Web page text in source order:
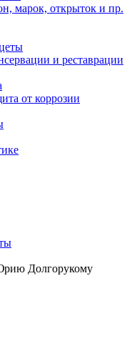
марок, открыток и пр.
и реставрации
от коррозии
Долгорукому